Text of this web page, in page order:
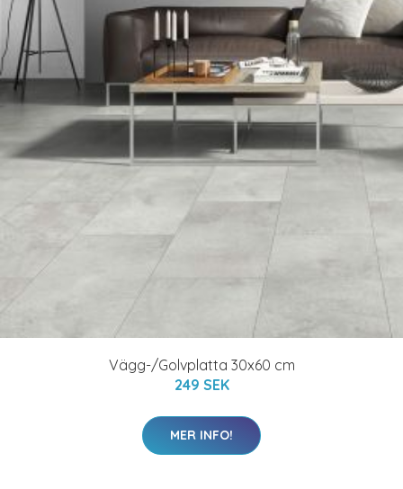
Vägg-/Golvplatta 30x60 cm
249 SEK
MER INFO!